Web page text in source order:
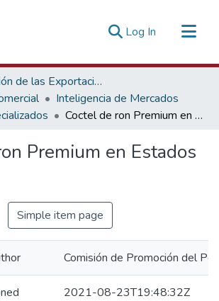
Log In (current)
Promoción de las Exportaciones
Inteligencia de Mercados
Coctel de ron Premium en Estados Unidos
Premium en Estados
Simple item page
Comisión de Promoción del
2021-08-23T19:48:32Z